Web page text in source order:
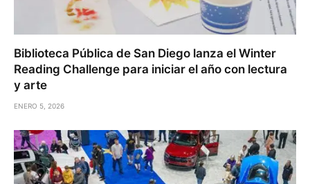
Biblioteca Pública de San Diego lanza el Winter
Reading Challenge para iniciar el año con lectura
y arte
ENERO 5, 2026